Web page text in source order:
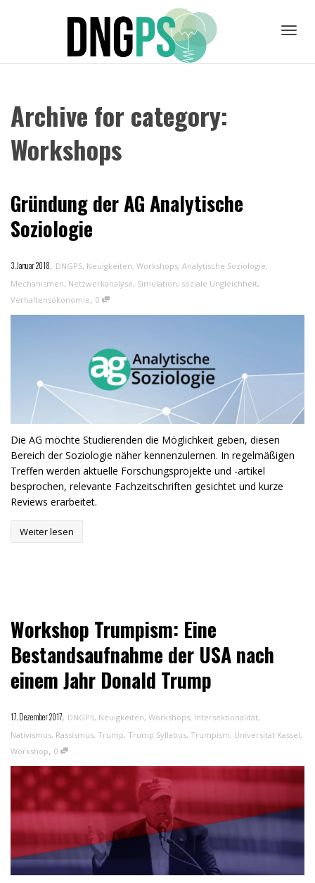
Archive for category:
Workshops
Gründung der AG Analytische
Soziologie
3. Januar 2018, DNGPS, Neuigkeiten, Workshops, Analytische Soziologie,
Mechanismen, Netzwerkanalyse, Simulation, soziale Ungleichheit,
Verhaltensökonomie, 0
Die AG möchte Studierenden die Möglichkeit geben, diesen
Bereich der Soziologie näher kennenzulernen. In regelmäßigen
Treffen werden aktuelle Forschungsprojekte und -artikel
besprochen, relevante Fachzeitschriften gesichtet und kurze
Reviews erarbeitet.
Weiter lesen
Workshop Trumpism: Eine
Bestandsaufnahme der USA nach
einem Jahr Donald Trump
17. Dezember 2017, DNGPS, Neuigkeiten, Workshops, Intersektionalität,
Nativismus, Rassismus, Trump, Trump Syllabus, Trumpism, Universität Kassel,
Workshop, 0